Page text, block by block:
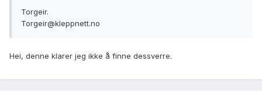
Torgeir.
Torgeir@kleppnett.no
Hei, denne klarer jeg ikke å finne dessverre.